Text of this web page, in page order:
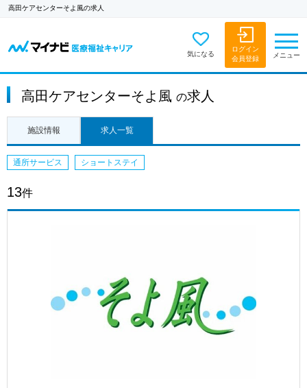
高田ケアセンターそよ風の求人
気になる
ログイン
会員登録
メニュー
高田ケアセンターそよ風 の求人
施設情報 求人一覧
通所サービス ショートステイ
13件